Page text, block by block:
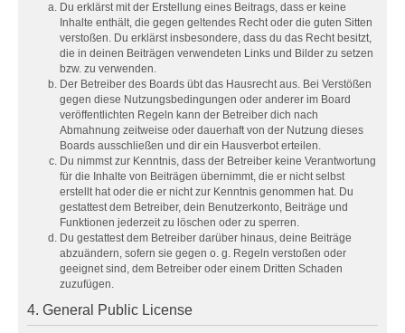
Du erklärst mit der Erstellung eines Beitrags, dass er keine
Inhalte enthält, die gegen geltendes Recht oder die guten Sitten
verstoßen. Du erklärst insbesondere, dass du das Recht besitzt,
die in deinen Beiträgen verwendeten Links und Bilder zu setzen
bzw. zu verwenden.
Der Betreiber des Boards übt das Hausrecht aus. Bei Verstößen
gegen diese Nutzungsbedingungen oder anderer im Board
veröffentlichten Regeln kann der Betreiber dich nach
Abmahnung zeitweise oder dauerhaft von der Nutzung dieses
Boards ausschließen und dir ein Hausverbot erteilen.
Du nimmst zur Kenntnis, dass der Betreiber keine Verantwortung
für die Inhalte von Beiträgen übernimmt, die er nicht selbst
erstellt hat oder die er nicht zur Kenntnis genommen hat. Du
gestattest dem Betreiber, dein Benutzerkonto, Beiträge und
Funktionen jederzeit zu löschen oder zu sperren.
Du gestattest dem Betreiber darüber hinaus, deine Beiträge
abzuändern, sofern sie gegen o. g. Regeln verstoßen oder
geeignet sind, dem Betreiber oder einem Dritten Schaden
zuzufügen.
4. General Public License